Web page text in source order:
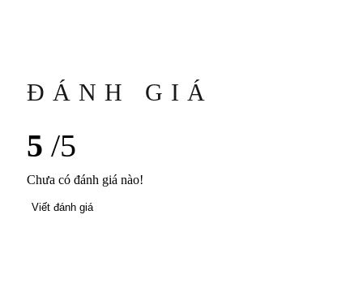
ĐÁNH GIÁ
5 /5
Chưa có đánh giá nào!
Viết đánh giá